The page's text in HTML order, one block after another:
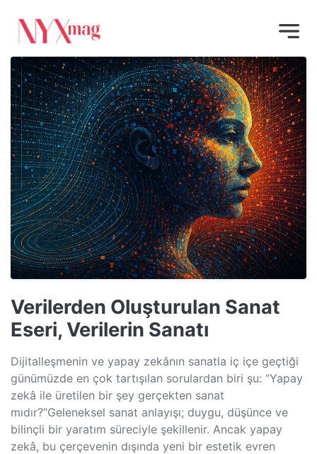
Verilerden Oluşturulan Sanat
Eseri, Verilerin Sanatı
Dijitalleşmenin ve yapay zekânın sanatla iç içe geçtiği
günümüzde en çok tartışılan sorulardan biri şu: “Yapay
zekâ ile üretilen bir şey gerçekten sanat
mıdır?”Geleneksel sanat anlayışı; duygu, düşünce ve
bilinçli bir yaratım süreciyle şekillenir. Ancak yapay
zekâ, bu çerçevenin dışında yeni bir estetik evren